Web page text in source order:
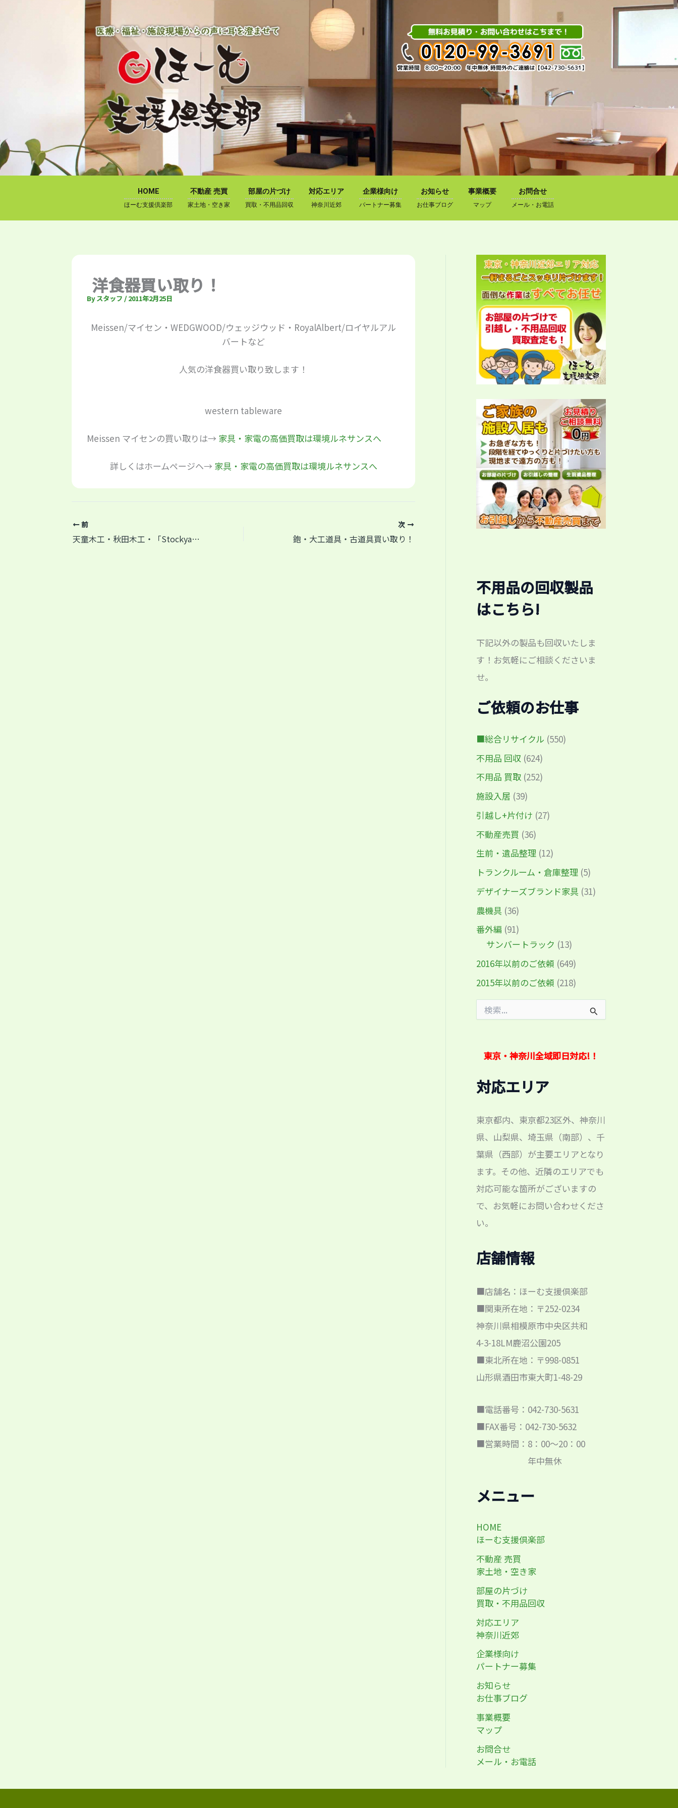
HOME
ほーむ支援倶楽部
不動産 売買
家土地・空き家
部屋の片づけ
買取・不用品回収
対応エリア
神奈川近郊
企業様向け
パートナー募集
お知らせ
お仕事ブログ
事業概要
マップ
お問合せ
メール・お電話
洋食器買い取り！
Byスタッフ /2011年2月25日
Meissen/マイセン・WEDGWOOD/ウェッジウッド・RoyalAlbert/ロイヤルアル
バートなど
人気の洋食器買い取り致します！
western tableware
Meissen マイセンの買い取りは→ 家具・家電の高価買取は環境ルネサンスへ
詳しくはホームページヘ→ 家具・家電の高価買取は環境ルネサンスへ
前
天童木工・秋田木工・「Stockyardみちのく」
次
鉋・大工道具・古道具買い取り！
不用品の回収製品
はこちら!
下記以外の製品も回収いたしま
す！お気軽にご相談くださいま
せ。
ご依頼のお仕事
■総合リサイクル (550)
不用品 回収 (624)
不用品 買取 (252)
施設入居 (39)
引越し+片付け (27)
不動産売買 (36)
生前・遺品整理 (12)
トランクルーム・倉庫整理 (5)
デザイナーズブランド家具 (31)
農機具 (36)
番外編 (91)
サンバートラック (13)
2016年以前のご依頼 (649)
2015年以前のご依頼 (218)
索
東京・神奈川全域即日対応!！
対応エリア
東京都内、東京都23区外、神奈川
県、山梨県、埼玉県（南部）、千
葉県（西部）が主要エリアとなり
ます。その他、近隣のエリアでも
対応可能な箇所がございますの
で、お気軽にお問い合わせくださ
い。
店舗情報
■店舗名：ほーむ支援倶楽部
■関東所在地：〒252-0234
神奈川県相模原市中央区共和
4-3-18LM鹿沼公園205
■東北所在地：〒998-0851
山形県酒田市東大町1-48-29
■電話番号：042-730-5631
■FAX番号：042-730-5632
■営業時間：8：00～20：00
年中無休
メニュー
HOME
ほーむ支援倶楽部
不動産 売買
家土地・空き家
部屋の片づけ
買取・不用品回収
対応エリア
神奈川近郊
企業様向け
パートナー募集
お知らせ
お仕事ブログ
事業概要
マップ
お問合せ
メール・お電話